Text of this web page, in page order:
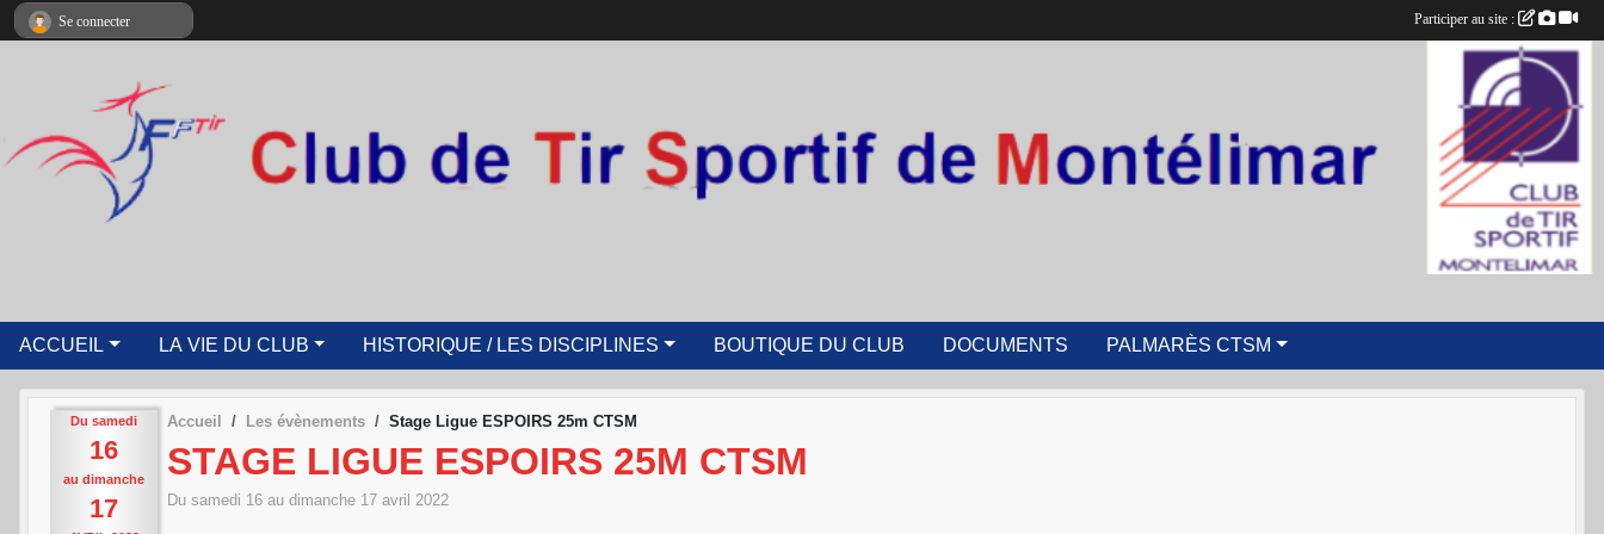
ACCUEIL LA VIE DU CLUB HISTORIQUE / LES DISCIPLINES BOUTIQUE DU CLUB DOCUMENTS PALMARÈS CTSM
Du samedi
16
au dimanche
17
Accueil Les évènements Stage Ligue ESPOIRS 25m CTSM
STAGE LIGUE ESPOIRS 25M CTSM
Du samedi 16 au dimanche 17 avril 2022
Se connecter Participer au site :
Panneau de gestion des cookies